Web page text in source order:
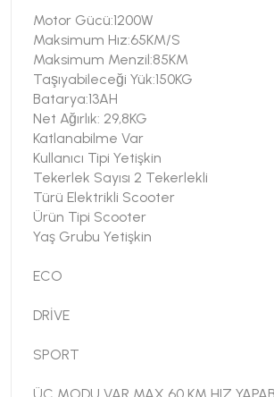
Motor Gücü:1200W
Maksimum Hız:65KM/S
Maksimum Menzil:85KM
Taşıyabileceği Yük:150KG
Batarya:13AH
Net Ağırlık: 29,8KG
Katlanabilme Var
Kullanıcı Tipi Yetişkin
Tekerlek Sayısı 2 Tekerlekli
Türü Elektrikli Scooter
Ürün Tipi Scooter
Yaş Grubu Yetişkin
ECO
DRİVE
SPORT